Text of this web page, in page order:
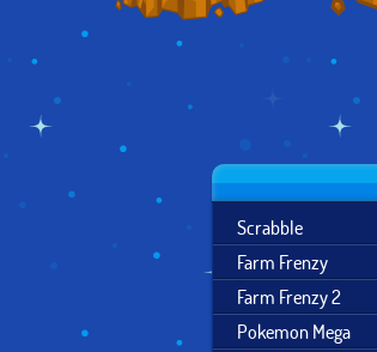
Scrabble
Farm Frenzy
Farm Frenzy 2
Pokemon Mega